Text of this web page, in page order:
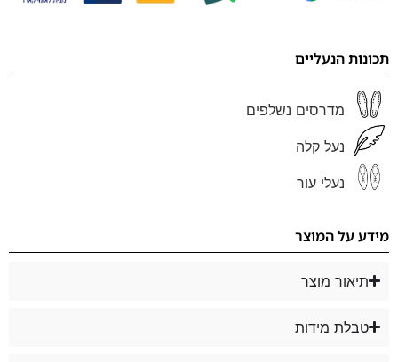
תכונות הנעליים
מדרסים נשלפים
נעל קלה
נעלי עור
מידע על המוצר
תיאור מוצר
טבלת מידות